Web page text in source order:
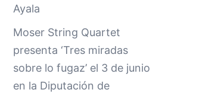
Ayala
Moser String Quartet
presenta ‘Tres miradas
sobre lo fugaz’ el 3 de junio
en la Diputación de